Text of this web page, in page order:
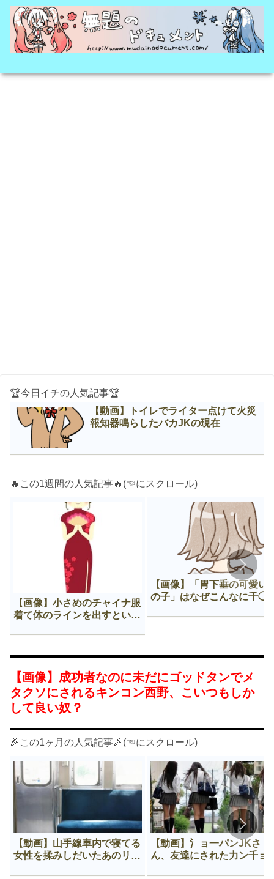
🏆今日イチの人気記事🏆
【動画】トイレでライター点けて火災
報知器鳴らしたバカJKの現在
🔥この1週間の人気記事🔥(☜にスクロール)
【画像】小さめのチャイナ服
着て体のラインを出すという
【画像】「胃下垂の可愛い
の子」はなぜこんなに千◯
【画像】成功者なのに未だにゴッドタンでメ
タクソにされるキンコン西野、こいつもしか
して良い奴？
🎉この1ヶ月の人気記事🎉(☜にスクロール)
【動画】山手線車内で寝てる
女性を揉みしだいたあのリー
【動画】氵ョ一パンJKさ
ん、友達にされた力ン千ョ